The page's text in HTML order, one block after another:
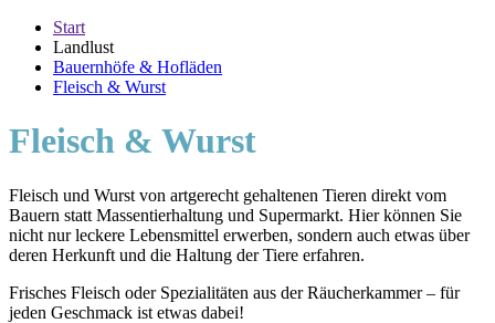
Start
Landlust
Bauernhöfe & Hofläden
Fleisch & Wurst
Fleisch & Wurst
Fleisch und Wurst von artgerecht gehaltenen Tieren direkt vom
Bauern statt Massentierhaltung und Supermarkt. Hier können Sie
nicht nur leckere Lebensmittel erwerben, sondern auch etwas über
deren Herkunft und die Haltung der Tiere erfahren.
Frisches Fleisch oder Spezialitäten aus der Räucherkammer – für
jeden Geschmack ist etwas dabei!